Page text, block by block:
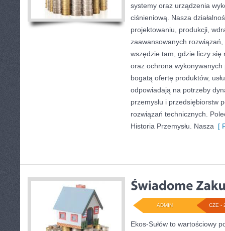
systemy oraz urządzenia
ciśnieniową. Nasza
projektowaniu, produkcji,
zaawansowanych
wszędzie tam, gdzie liczy się
oraz ochrona
bogatą ofertę produktów,
odpowiadają na potrzeby
przemysłu i przedsiębiorstw
rozwiązań technicznych.
Historia Przemysłu. Nasza [
CZE -
ADMIN
Ekos-Sułów to wartościowy